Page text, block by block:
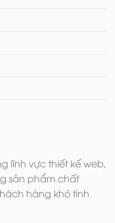
lĩnh vực thiết kế web,
sản phẩm chất
hàng khó tính